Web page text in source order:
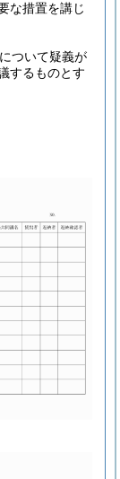
な措置を講じ
ついて疑義が
するものとす